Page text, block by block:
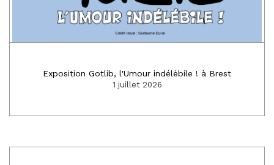
Exposition Gotlib, l'Umour indélébile ! à Brest
1 juillet 2026